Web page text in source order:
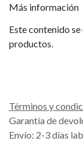
Más información
Este contenido
productos.
Términos y
Garantía de
Envío: 2-3 días